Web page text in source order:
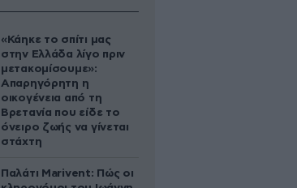
«Κάηκε το σπίτι μας
στην Ελλάδα λίγο πριν
μετακομίσουμε»:
Απαρηγόρητη η
οικογένεια από τη
Βρετανία που είδε το
όνειρο ζωής να γίνεται
στάχτη
Παλάτι Marivent: Πώς οι